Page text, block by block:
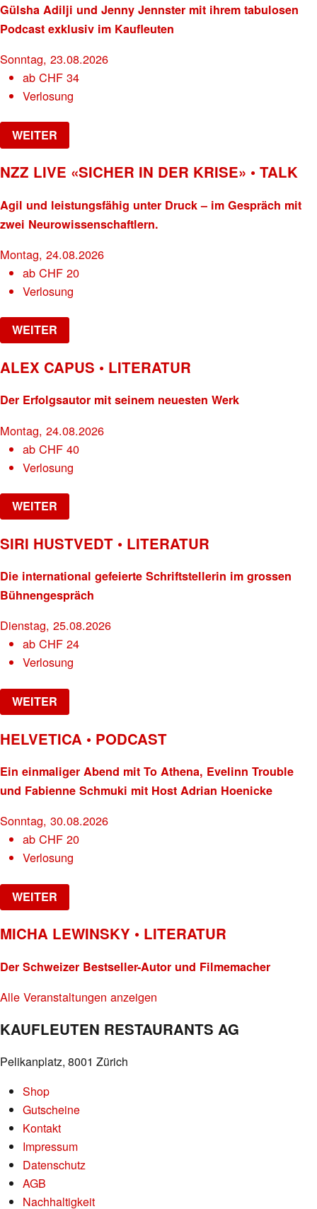
Gülsha Adilji und Jenny Jennster mit ihrem tabulosen
Podcast exklusiv im Kaufleuten
Sonntag, 23.08.2026
abCHF 34
Verlosung
WEITER
NZZ LIVE «SICHER IN DER KRISE» • TALK
Agil und leistungsfähig unter Druck – im Gespräch mit
zwei Neurowissenschaftlern.
Montag, 24.08.2026
abCHF 20
Verlosung
WEITER
ALEX CAPUS • LITERATUR
Der Erfolgsautor mit seinem neuesten Werk
Montag, 24.08.2026
abCHF 40
Verlosung
WEITER
SIRI HUSTVEDT • LITERATUR
Die international gefeierte Schriftstellerin im grossen
Bühnengespräch
Dienstag, 25.08.2026
abCHF 24
Verlosung
WEITER
HELVETICA • PODCAST
Ein einmaliger Abend mit To Athena, Evelinn Trouble
und Fabienne Schmuki mit Host Adrian Hoenicke
Sonntag, 30.08.2026
abCHF 20
Verlosung
WEITER
MICHA LEWINSKY • LITERATUR
Der Schweizer Bestseller-Autor und Filmemacher
Alle Veranstaltungen anzeigen
KAUFLEUTEN RESTAURANTS AG
Pelikanplatz, 8001 Zürich
Shop
Gutscheine
Kontakt
Impressum
Datenschutz
AGB
Nachhaltigkeit